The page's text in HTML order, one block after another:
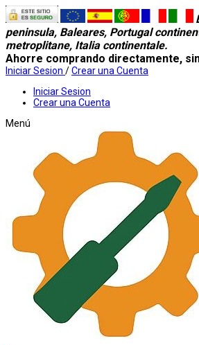
peninsula, Baleares, Portugal
metroplitane, Italia continentale.
Ahorre comprando directamente,
Iniciar Sesion /Crear una Cuenta
Iniciar Sesion
Crear una Cuenta
Menú